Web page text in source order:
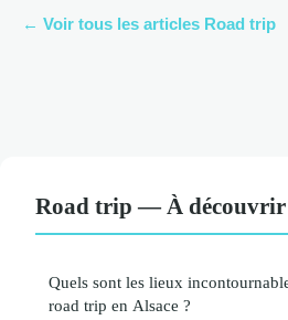
← Voir tous les articles Road trip
Road trip — À découvrir
Quels sont les lieux
road trip en Alsace ?